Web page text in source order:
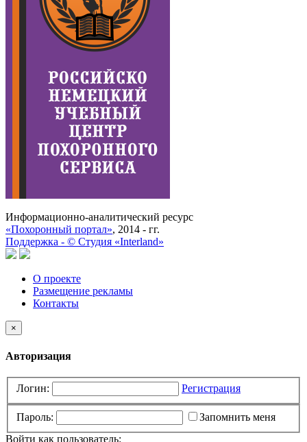
Информационно-аналитический ресурс
«Похоронный портал», 2014 - гг.
Поддержка - © Cтудия «Interland»
О проекте
Размещение рекламы
Контакты
×
Авторизация
Логин: Регистрация
Пароль:
Запомнить меня
Войти как пользователь: